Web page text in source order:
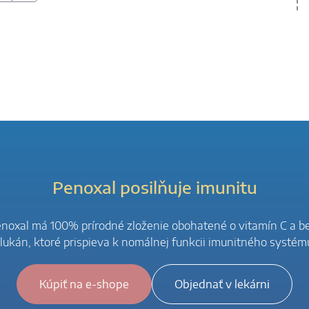
Penoxal posilňuje imunitu
má 100% prírodné zloženie obohatené o vitamín C a
ktoré prispieva k nomálnej funkcii imunitného
Kúpiť na e-shope Objednať v lekárni